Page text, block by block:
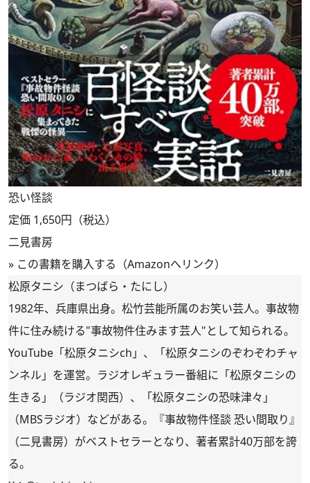
恐い怪談
定価 1,650円（税込）
二見書房
» この書籍を購入する（Amazonへリンク）
松原タニシ（まつばら・たにし）
1982年、兵庫県出身。松竹芸能所属のお笑い芸人。事故物
件に住み続ける"事故物件住みます芸人"として知られる。
YouTube 「松原タニシch」 、
「松原タニシのぞわぞわチャ
ンネル」 を運営。ラジオレギュラー番組に「松原タニシの
生きる」（ラジオ関西）、「松原タニシの恐味津々」
（MBSラジオ）などがある。『事故物件怪談 恐い間取り』
（二見書房）がベストセラーとなり、著者累計40万部を誇
る。